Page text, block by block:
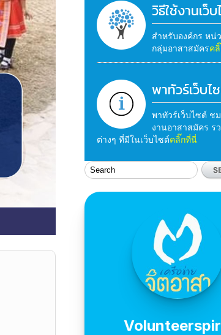
วิธีใช้งานเว็
สำหรับองค์กร หน่
กลุ่มอาสาสมัครค
พาทัวร์เว็บไ
พาทัวร์เว็บไซต์ ช
งานอาสาสมัคร ร
ต่างๆ ที่มีในเว็บไซต์คลิ๊กที่นี่